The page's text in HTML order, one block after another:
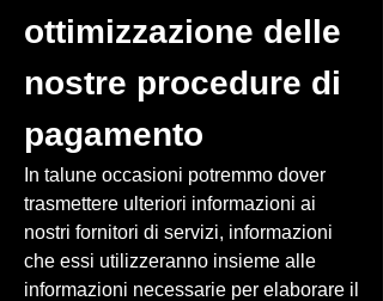
ottimizzazione delle
nostre procedure di
pagamento
In talune occasioni potremmo dover
trasmettere ulteriori informazioni ai
nostri fornitori di servizi, informazioni
che essi utilizzeranno insieme alle
informazioni necessarie per elaborare il